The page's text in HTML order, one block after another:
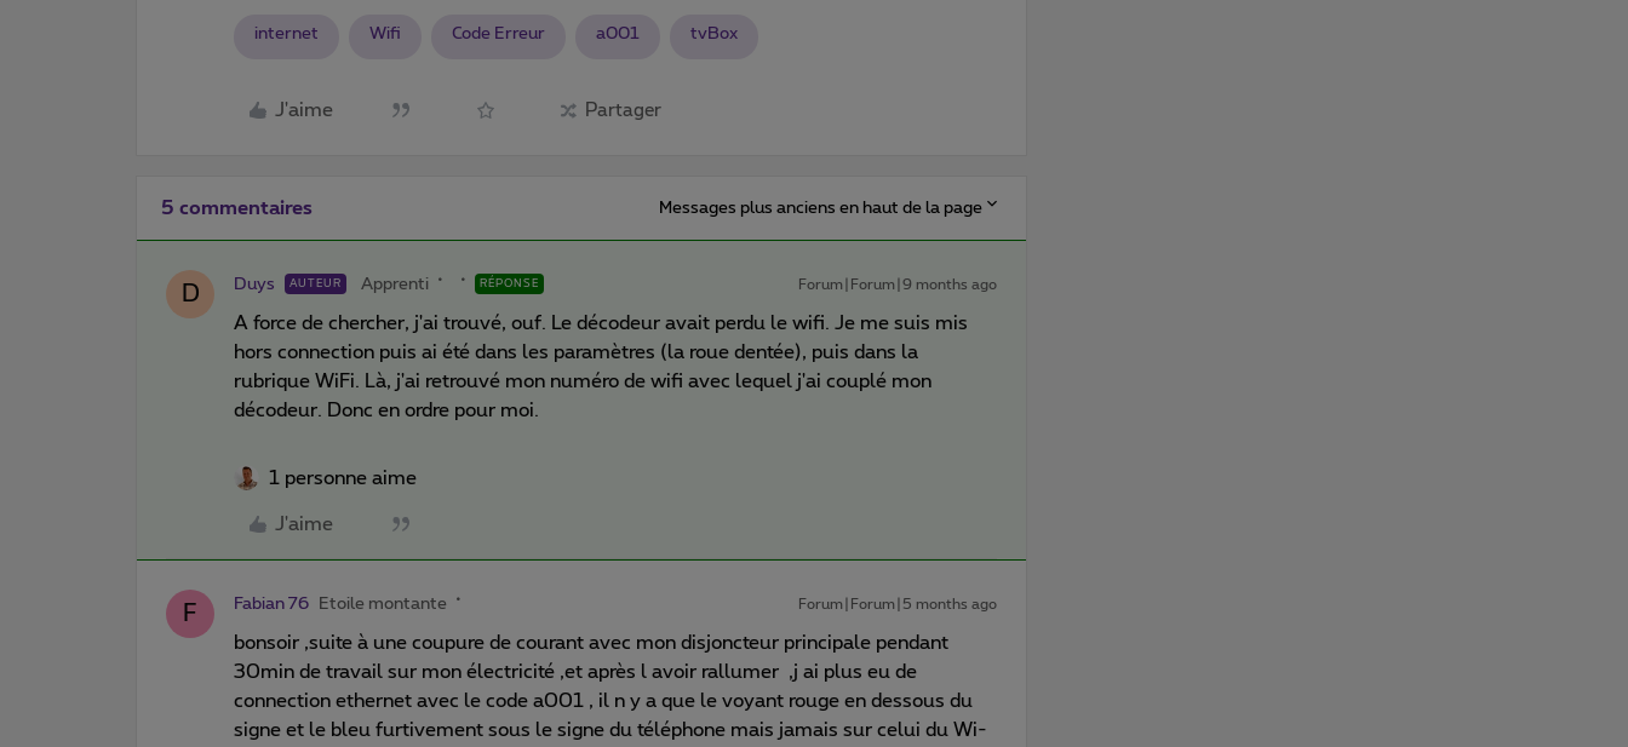
internet Wifi Code Erreur a001 tvBox
J'aime Partager
5 commentaires Messages plus anciens en haut de la page
D Duys AUTEUR Apprenti RÉPONSE Forum|Forum|9 months ago
A force de chercher, j'ai trouvé, ouf. Le décodeur avait perdu le wifi. Je me suis mis
hors connection puis ai été dans les paramètres (la roue dentée), puis dans la
rubrique WiFi. Là, j'ai retrouvé mon numéro de wifi avec lequel j'ai couplé mon
décodeur. Donc en ordre pour moi.
1 personne aime
J'aime
F Fabian 76 Etoile montante Forum|Forum|5 months ago
bonsoir ,suite à une coupure de courant avec mon disjoncteur principale pendant
30min de travail sur mon électricité ,et après l avoir rallumer ,j ai plus eu de
connection ethernet avec le code a001 , il n y a que le voyant rouge en dessous du
signe et le bleu furtivement sous le signe du téléphone mais jamais sur celui du Wi-